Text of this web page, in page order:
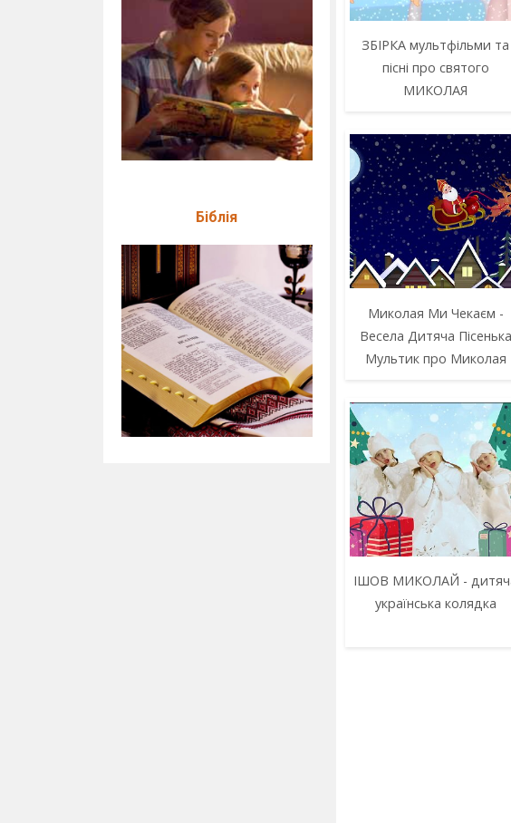
Біблія
ЗБІРКА мультфільми та
пісні про святого
МИКОЛАЯ
Миколая Ми Чекаєм -
Весела Дитяча Пісенька
Мультик про Миколая
ІШОВ МИКОЛАЙ -
українська колядка